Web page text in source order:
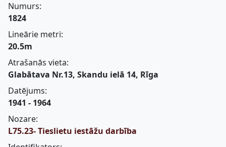
Numurs:
1824
Lineārie metri:
20.5m
Atrašanās vieta:
Glabātava Nr.13, Skandu ielā 14, Rīga
Datējums:
1941 - 1964
Nozare:
L75.23- Tieslietu iestāžu darbība